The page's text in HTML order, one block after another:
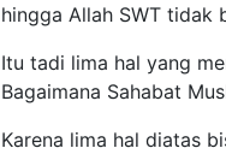
hingga Allah SWT tidak
Itu tadi lima hal yang
Bagaimana Sahabat
Karena lima hal diatas